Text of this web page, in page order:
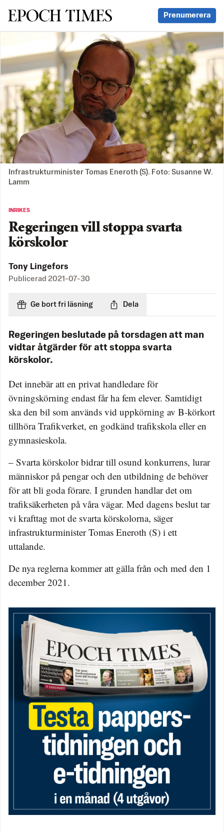
Svenska Epoch Times Prenumerera
Infrastrukturminister Tomas Eneroth (S). Foto: Susanne W.
Lamm
INRIKES
Regeringen vill stoppa svarta
körskolor
Tony Lingefors
Publicerad 2021-07-30
Ge bort fri läsning Dela
Regeringen beslutade på torsdagen att man
vidtar åtgärder för att stoppa svarta
körskolor.
Det innebär att en privat handledare för
övningskörning endast får ha fem elever. Samtidigt
ska den bil som används vid uppkörning av B-körkort
tillhöra Trafikverket, en godkänd trafikskola eller en
gymnasieskola.
– Svarta körskolor bidrar till osund konkurrens, lurar
människor på pengar och den utbildning de behöver
för att bli goda förare. I grunden handlar det om
trafiksäkerheten på våra vägar. Med dagens beslut tar
vi krafttag mot de svarta körskolorna, säger
infrastrukturminister Tomas Eneroth (S) i ett
uttalande.
De nya reglerna kommer att gälla från och med den 1
december 2021.